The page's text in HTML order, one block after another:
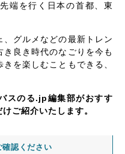
端を行く日本の首都、東
グルメなどの最新トレン
き良き時代のなごりを今も
を楽しむこともできる、
スのる.jp編集部がおすす
ご紹介いたします。
確認ください